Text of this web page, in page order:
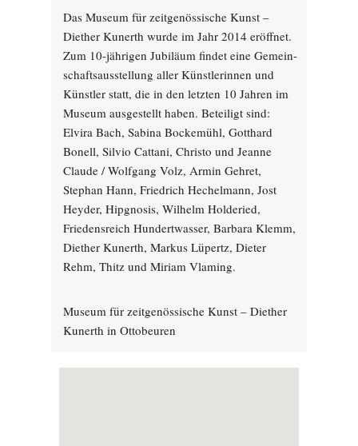
Das Museum für zeitgenössische Kunst –
Diether Kunerth wurde im Jahr 2014 eröffnet.
Zum 10-jährigen Jubiläum findet eine Gemein-
schaftsausstellung aller Künstlerinnen und
Künstler statt, die in den letzten 10 Jahren im
Museum ausgestellt haben. Beteiligt sind:
Elvira Bach, Sabina Bockemühl, Gotthard
Bonell, Silvio Cattani, Christo und Jeanne
Claude / Wolfgang Volz, Armin Gehret,
Stephan Hann, Friedrich Hechelmann, Jost
Heyder, Hipgnosis, Wilhelm Holderied,
Friedensreich Hundertwasser, Barbara Klemm,
Diether Kunerth, Markus Lüpertz, Dieter
Rehm, Thitz und Miriam Vlaming.
Museum für zeitgenössische Kunst – Diether
Kunerth in Ottobeuren